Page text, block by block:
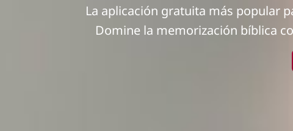
La aplicación gratuita más popular
Domine la memorización bíblica